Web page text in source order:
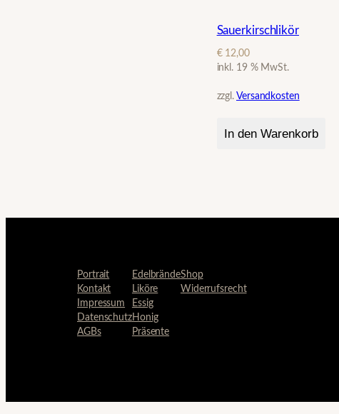
Sauerkirschlikör
€12,00
inkl. 19 % MwSt.
zzgl. Versandkosten
In den Warenkorb
Portrait
Kontakt
Impressum
Datenschutz
AGBs
Edelbrände
Liköre
Essig
Honig
Präsente
Shop
Widerrufsrecht